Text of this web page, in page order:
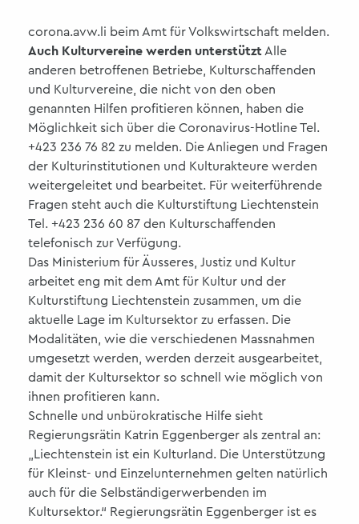
corona.avw.li beim Amt für Volkswirtschaft melden.
Auch Kulturvereine werden unterstützt Alle
anderen betroffenen Betriebe, Kulturschaffenden
und Kulturvereine, die nicht von den oben
genannten Hilfen profitieren können, haben die
Möglichkeit sich über die Coronavirus-Hotline Tel.
+423 236 76 82 zu melden. Die Anliegen und Fragen
der Kulturinstitutionen und Kulturakteure werden
weitergeleitet und bearbeitet. Für weiterführende
Fragen steht auch die Kulturstiftung Liechtenstein
Tel. +423 236 60 87 den Kulturschaffenden
telefonisch zur Verfügung.
Das Ministerium für Äusseres, Justiz und Kultur
arbeitet eng mit dem Amt für Kultur und der
Kulturstiftung Liechtenstein zusammen, um die
aktuelle Lage im Kultursektor zu erfassen. Die
Modalitäten, wie die verschiedenen Massnahmen
umgesetzt werden, werden derzeit ausgearbeitet,
damit der Kultursektor so schnell wie möglich von
ihnen profitieren kann.
Schnelle und unbürokratische Hilfe sieht
Regierungsrätin Katrin Eggenberger als zentral an:
„Liechtenstein ist ein Kulturland. Die Unterstützung
für Kleinst- und Einzelunternehmen gelten natürlich
auch für die Selbständigerwerbenden im
Kultursektor.“ Regierungsrätin Eggenberger ist es